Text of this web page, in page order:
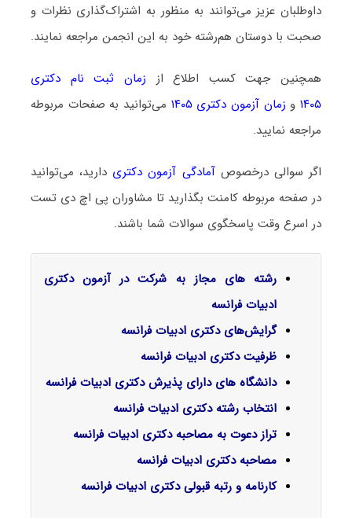
داوطلبان عزیز می‌توانند به منظور به اشتراک‌گذاری نظرات و
صحبت با دوستان هم‌رشته خود به این انجمن مراجعه نمایند.
همچنین جهت کسب اطلاع از زمان ثبت نام دکتری
۱۴۰۵ و زمان آزمون دکتری ۱۴۰۵
می‌توانید به صفحات مربوطه
مراجعه نمایید.
اگر سوالی درخصوصآمادگی آزمون دکتری دارید، می‌توانید
در صفحه مربوطه کامنت بگذارید تا مشاوران پی اچ دی تست
در اسرع وقت پاسخگوی سوالات شما باشند.
رشته های مجاز به شرکت در آزمون دکتری
ادبیات فرانسه
گرایش‌های دکتری ادبیات فرانسه
ظرفیت دکتری ادبیات فرانسه
دانشگاه های دارای پذیرش دکتری ادبیات فرانسه
انتخاب رشته دکتری ادبیات فرانسه
تراز دعوت به مصاحبه دکتری ادبیات فرانسه
مصاحبه دکتری ادبیات فرانسه
کارنامه و رتبه قبولی دکتری ادبیات فرانسه